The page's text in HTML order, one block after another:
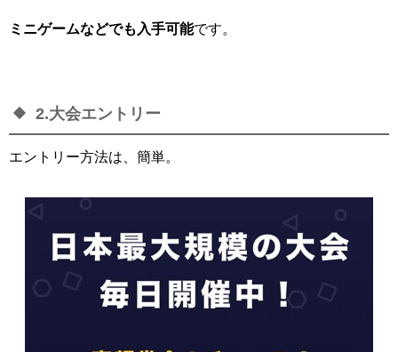
ミニゲームなどでも入手可能です。
2.大会エントリー
エントリー方法は、簡単。